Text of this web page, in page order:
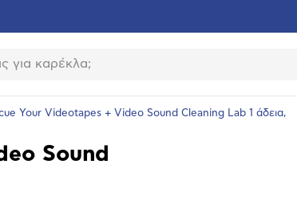
Your Videotapes + Video Sound Cleaning Lab 1 άδεια,
Sound